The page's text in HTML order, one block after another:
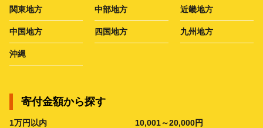
関東地方 中部地方 近畿地方
中国地方 四国地方 九州地方
沖縄
寄付金額から探す
1万円以内 10,001～20,000円